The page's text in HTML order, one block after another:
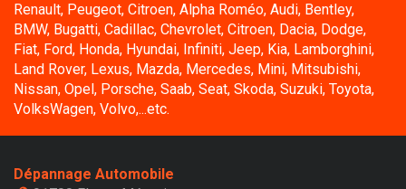
Renault, Peugeot, Citroen, Alpha Roméo, Audi, Bentley,
BMW, Bugatti, Cadillac, Chevrolet, Citroen, Dacia, Dodge,
Fiat, Ford, Honda, Hyundai, Infiniti, Jeep, Kia, Lamborghini,
Land Rover, Lexus, Mazda, Mercedes, Mini, Mitsubishi,
Nissan, Opel, Porsche, Saab, Seat, Skoda, Suzuki, Toyota,
VolksWagen, Volvo,...etc.
Dépannage Automobile